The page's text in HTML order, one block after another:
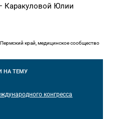
Каракуловой Юлии
край, медицинское сообщество
НА ТЕМУ
конгресса